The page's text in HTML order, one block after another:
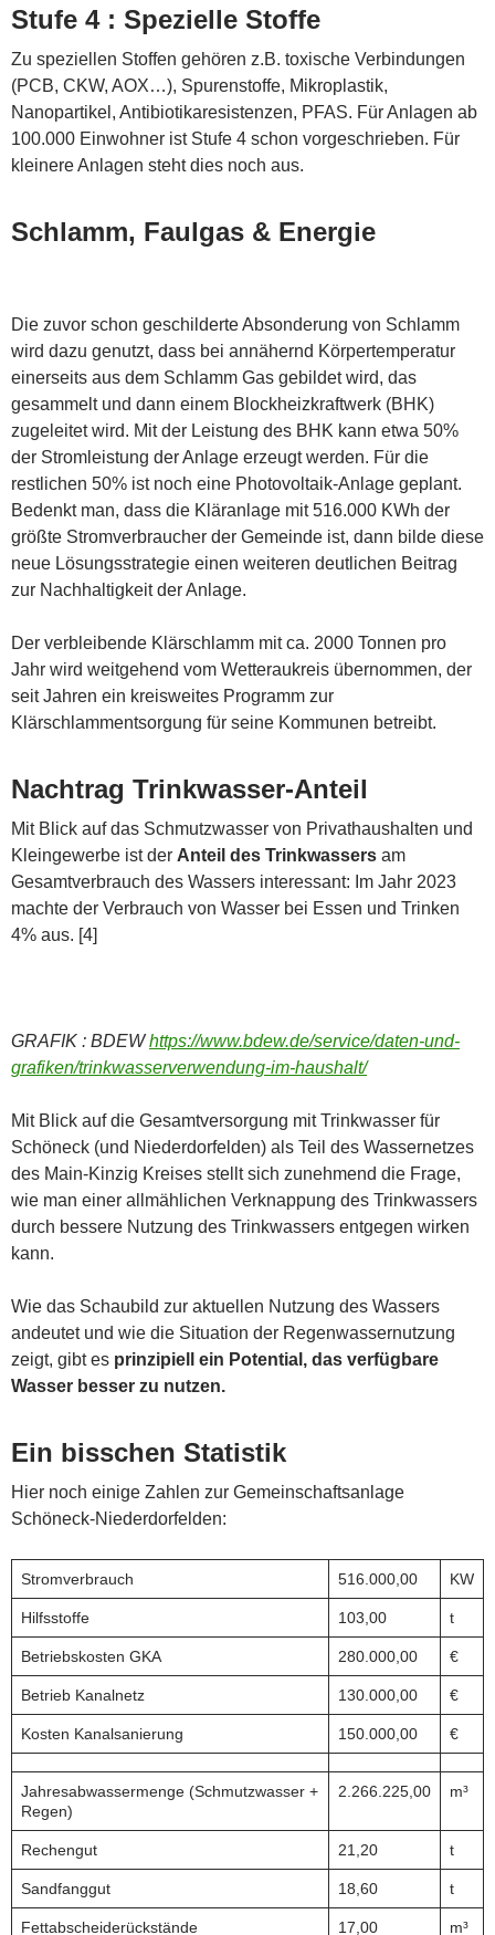
Stufe 4 : Spezielle Stoffe
Zu speziellen Stoffen gehören z.B. toxische Verbindungen
(PCB, CKW, AOX…), Spurenstoffe, Mikroplastik,
Nanopartikel, Antibiotikaresistenzen, PFAS. Für Anlagen ab
100.000 Einwohner ist Stufe 4 schon vorgeschrieben. Für
kleinere Anlagen steht dies noch aus.
Schlamm, Faulgas & Energie
Die zuvor schon geschilderte Absonderung von Schlamm
wird dazu genutzt, dass bei annähernd Körpertemperatur
einerseits aus dem Schlamm Gas gebildet wird, das
gesammelt und dann einem Blockheizkraftwerk (BHK)
zugeleitet wird. Mit der Leistung des BHK kann etwa 50%
der Stromleistung der Anlage erzeugt werden. Für die
restlichen 50% ist noch eine Photovoltaik-Anlage geplant.
Bedenkt man, dass die Kläranlage mit 516.000 KWh der
größte Stromverbraucher der Gemeinde ist, dann bilde diese
neue Lösungsstrategie einen weiteren deutlichen Beitrag
zur Nachhaltigkeit der Anlage.
Der verbleibende Klärschlamm mit ca. 2000 Tonnen pro
Jahr wird weitgehend vom Wetteraukreis übernommen, der
seit Jahren ein kreisweites Programm zur
Klärschlammentsorgung für seine Kommunen betreibt.
Nachtrag Trinkwasser-Anteil
Mit Blick auf das Schmutzwasser von Privathaushalten und
Kleingewerbe ist der Anteil des Trinkwassers am
Gesamtverbrauch des Wassers interessant: Im Jahr 2023
machte der Verbrauch von Wasser bei Essen und Trinken
4% aus. [4]
GRAFIK : BDEWhttps://www.bdew.de/service/daten-und-
grafiken/trinkwasserverwendung-im-haushalt/
Mit Blick auf die Gesamtversorgung mit Trinkwasser für
Schöneck (und Niederdorfelden) als Teil des Wassernetzes
des Main-Kinzig Kreises stellt sich zunehmend die Frage,
wie man einer allmählichen Verknappung des Trinkwassers
durch bessere Nutzung des Trinkwassers entgegen wirken
kann.
Wie das Schaubild zur aktuellen Nutzung des Wassers
andeutet und wie die Situation der Regenwassernutzung
zeigt, gibt es prinzipiell ein Potential, das verfügbare
Wasser besser zu nutzen.
Ein bisschen Statistik
Hier noch einige Zahlen zur Gemeinschaftsanlage
Schöneck-Niederdorfelden:
Stromverbrauch 516.000,00 KW
Hilfsstoffe 103,00 t
Betriebskosten GKA 280.000,00 €
Betrieb Kanalnetz 130.000,00 €
Kosten Kanalsanierung 150.000,00 €
Jahresabwassermenge (Schmutzwasser +
Regen)
2.266.225,00 m³
Rechengut 21,20 t
Sandfanggut 18,60 t
Fettabscheiderückstände 17,00 m³